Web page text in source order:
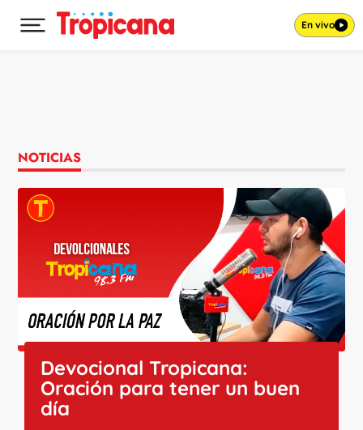
Desplegar menú principal En vivo
NOTICIAS
Devocional Tropicana:
Oración para tener un buen
día